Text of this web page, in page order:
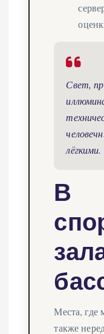
Свет,
лёгкими.
В
Места, где
также